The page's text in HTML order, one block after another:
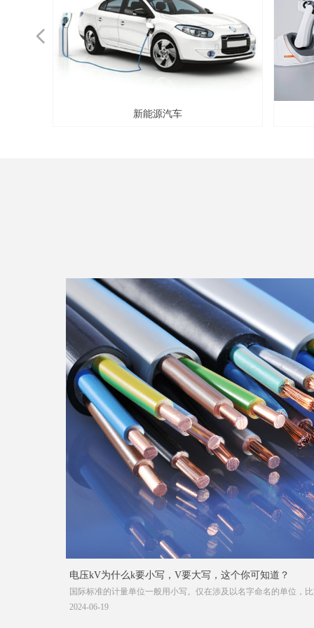
新能源汽车
넳
电压kV为什么k要小写，V要大写，这个你可知道？
国际标准的计量单位一般用小写。仅在涉及以名字命名的单位，
特W等，为了表示对科学家前辈的尊重，就用大写，其余的非以
2024-06-19